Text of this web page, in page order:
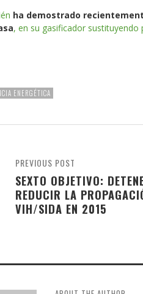
ha demostrado
, en su gasificador
ENERGÉTICA
PREVIOUS POST
SEXTO OBJETIVO:
REDUCIR LA
VIH/SIDA EN 2015